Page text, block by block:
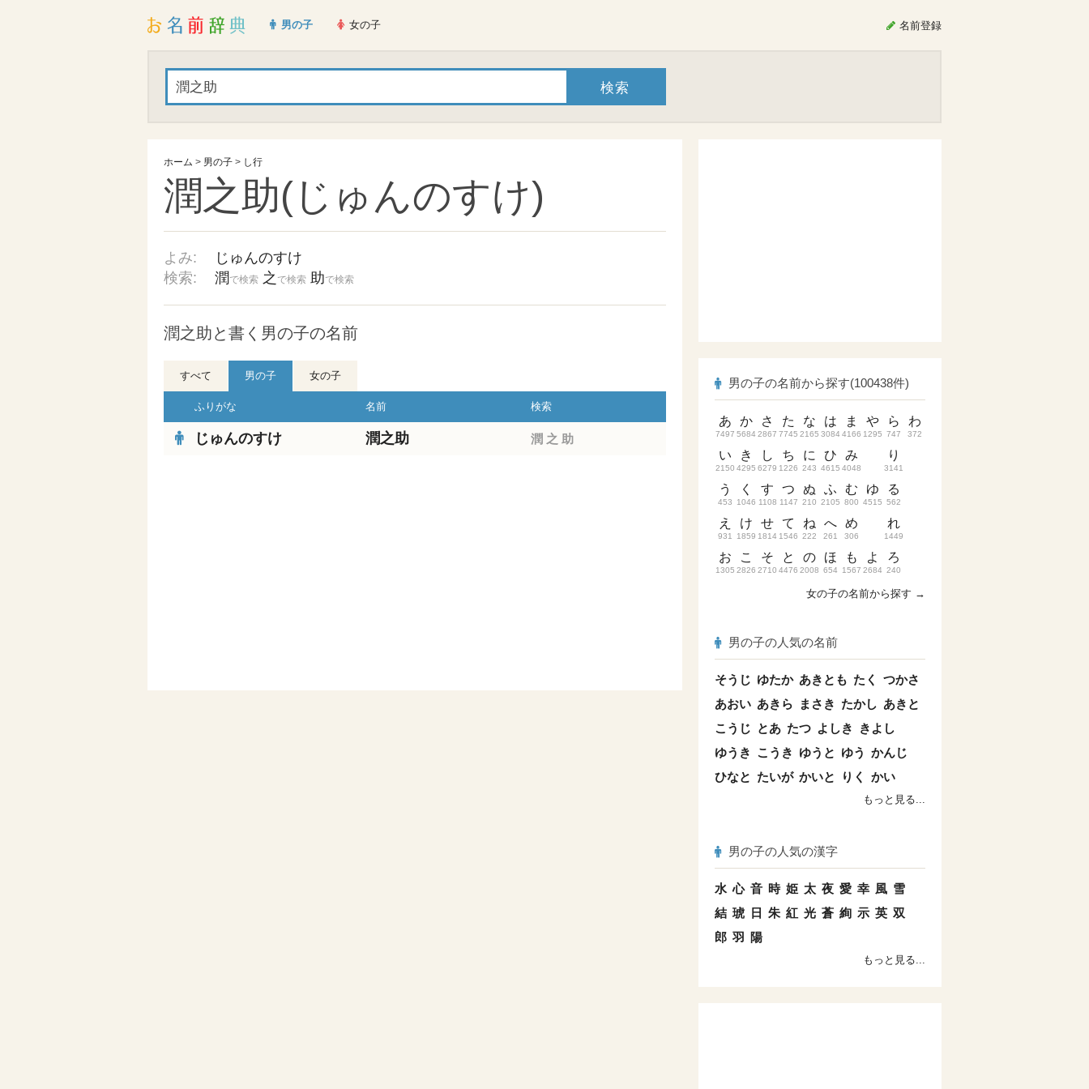
男の子 女の子 名前登録
ホーム > 男の子 > し行
潤之助(じゅんのすけ)
よみ:
じゅんのすけ
検索:
潤 で検索 之 で検索 助で検索
潤之助と書く男の子の名前
すべて 男の子 女の子
ふりがな 名前 検索
じゅんのすけ 潤之助 潤 之 助
男の子の名前から探す(100438件)
あ
7497
い
2150
う
453
え
931
お
1305
か
5684
き
4295
く
1046
け
1859
こ
2826
さ
2867
し
6279
す
1108
せ
1814
そ
2710
た
7745
ち
1226
つ
1147
て
1546
と
4476
な
2165
に
243
ぬ
210
ね
222
の
2008
は
3084
ひ
4615
ふ
2105
へ
261
ほ
654
ま
4166
み
4048
む
800
め
306
も
1567
や
1295
ゆ
4515
よ
2684
ら
747
り
3141
る
562
れ
1449
ろ
240
わ
372
女の子の名前から探す →
男の子の人気の名前
そうじ ゆたか あきとも たく
つかさ
あおい あきら まさき たかし あきと
こうじ とあ たつ よしき
きよし
ゆうき こうき ゆうと ゆう かんじ
ひなと たいが かいと りく かい
もっと見る...
男の子の人気の漢字
水 心 音 時 姫 太 夜 愛 幸 風 雪
結 琥 日 朱 紅 光 蒼 絢 示 英 双
郎 羽 陽
もっと見る...